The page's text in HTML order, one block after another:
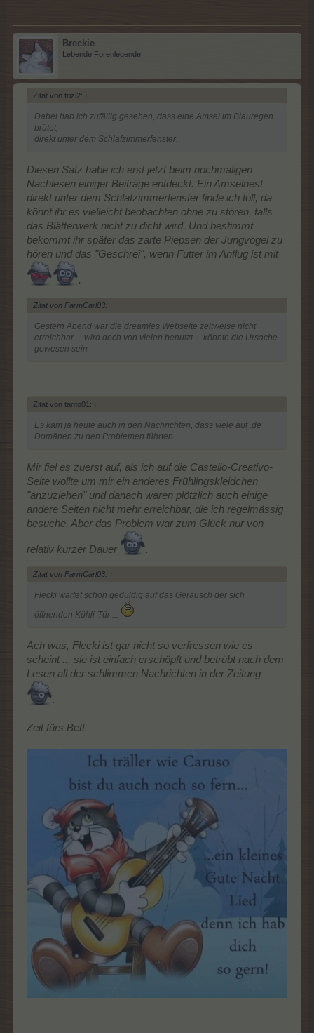
Breckie
Lebende Forenlegende
Zitat von trizi2: ↑
Dabei hab ich zufällig gesehen, dass eine Amsel im Blauregen
brütet,
direkt unter dem Schlafzimmerfenster.
Diesen Satz habe ich erst jetzt beim nochmaligen
Nachlesen einiger Beiträge entdeckt. Ein Amselnest
direkt unter dem Schlafzimmerfenster finde ich toll, da
könnt ihr es vielleicht beobachten ohne zu stören, falls
das Blätterwerk nicht zu dicht wird. Und bestimmt
bekommt ihr später das zarte Piepsen der Jungvögel zu
hören und das "Geschrei", wenn Futter im Anflug ist mit
.
Zitat von FarmCarl03: ↑
Gestern Abend war die dreamies Webseite zeitweise nicht
erreichbar ... wird doch von vielen benutzt ... könnte die Ursache
gewesen sein
Zitat von tanto01: ↑
Es kam ja heute auch in den Nachrichten, dass viele auf .de
Domänen zu den Problemen führten.
Mir fiel es zuerst auf, als ich auf die Castello-Creativo-
Seite wollte um mir ein anderes Frühlingskleidchen
"anzuziehen" und danach waren plötzlich auch einige
andere Seiten nicht mehr erreichbar, die ich regelmässig
besuche. Aber das Problem war zum Glück nur von
relativ kurzer Dauer .
Zitat von FarmCarl03: ↑
Flecki wartet schon geduldig auf das Geräusch der sich
öffnenden Kühli-Tür ...
Ach was, Flecki ist gar nicht so verfressen wie es
scheint ... sie ist einfach erschöpft und betrübt nach dem
Lesen all der schlimmen Nachrichten in der Zeitung
.
Zeit fürs Bett.